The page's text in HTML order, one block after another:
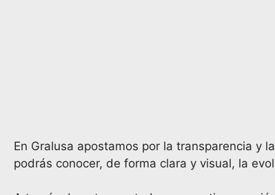
En Gralusa apostamos por la transparencia y
podrás conocer, de forma clara y visual, la